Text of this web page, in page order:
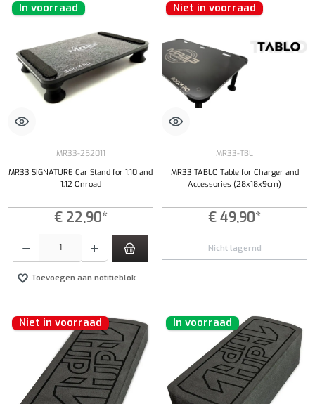
In voorraad
MR33-252011
MR33 SIGNATURE Car Stand for 1:10 and
1:12 Onroad
€ 22,90*
Producthoeveelheid: Voer de gewenste hoeveelheid in of gebruik de knoppen om de
Toevoegen aan notitieblok
Niet in voorraad
MR33-TBL
MR33 TABLO Table for Charger and
Accessories (28x18x9cm)
€ 49,90*
Nicht lagernd
Niet in voorraad In voorraad